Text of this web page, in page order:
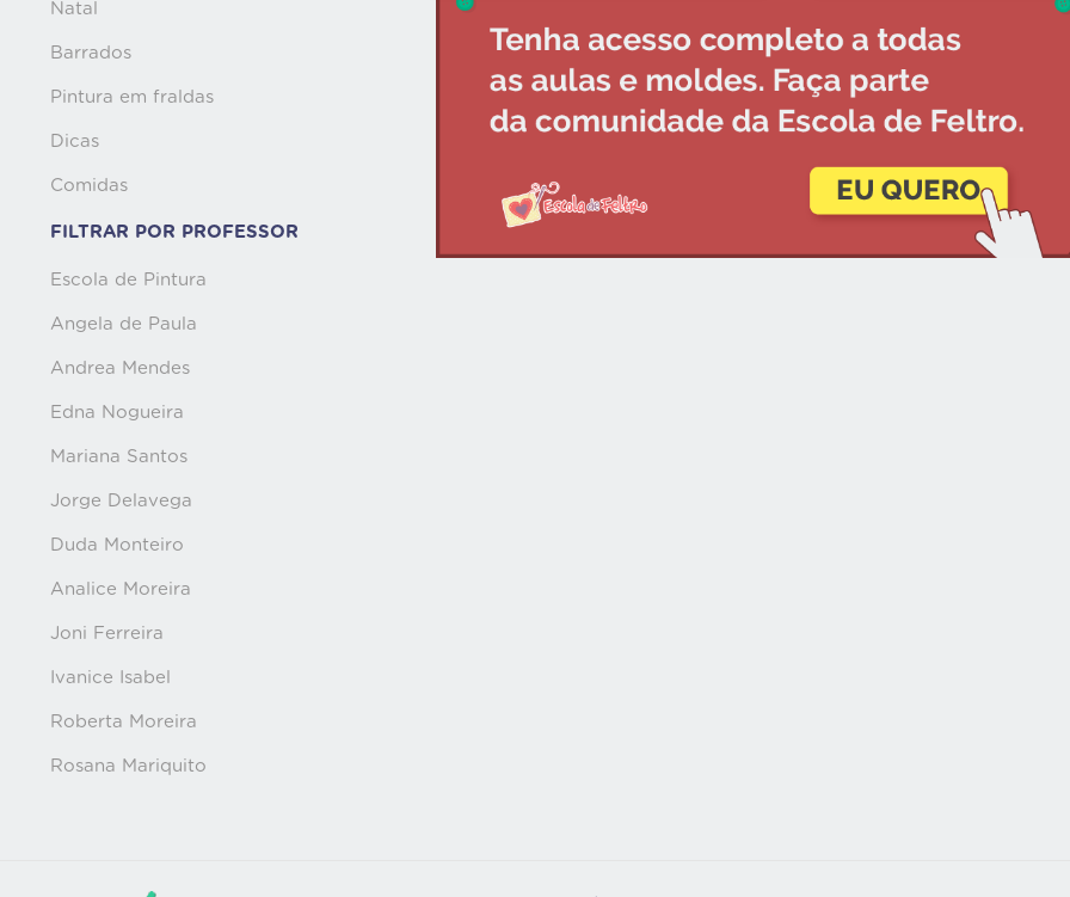
Natal
Barrados
Pintura em fraldas
Dicas
Comidas
FILTRAR POR PROFESSOR
Escola de Pintura
Angela de Paula
Andrea Mendes
Edna Nogueira
Mariana Santos
Jorge Delavega
Duda Monteiro
Analice Moreira
Joni Ferreira
Ivanice Isabel
Roberta Moreira
Rosana Mariquito